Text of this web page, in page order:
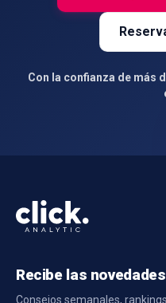
Con la confianza de más
Recibe las
Consejos semanales,